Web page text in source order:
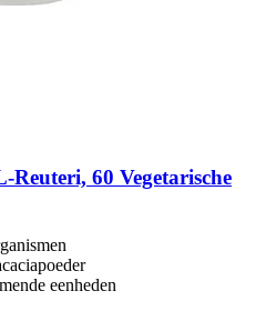
​Reuteri, 60 Vegetarische
eenheden